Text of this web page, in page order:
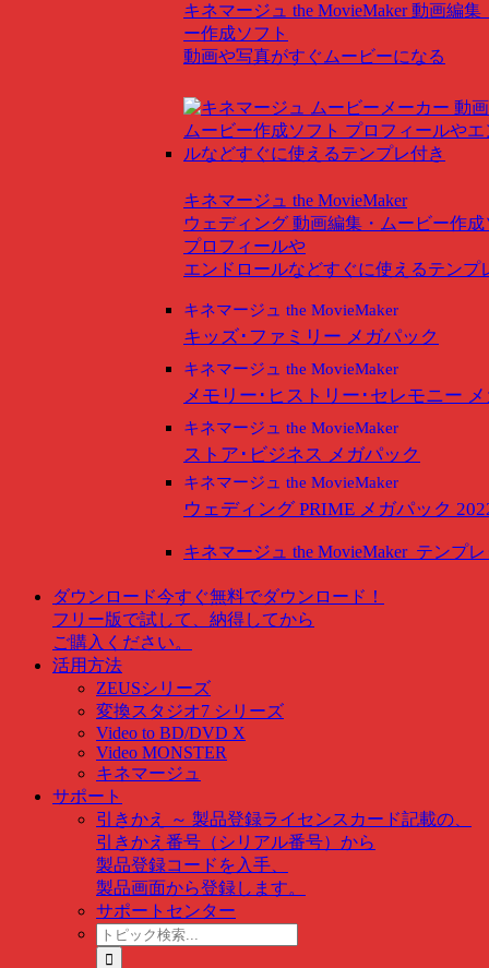
キネマージュ the MovieMaker 動画編集
ー作成ソフト
動画や写真がすぐムービーになる
キネマージュ the MovieMaker
ウェディング 動画編集・ムービー作成
プロフィールや
エンドロールなどすぐに使えるテンプ
キネマージュ the MovieMaker
キッズ･ファミリー メガパック
キネマージュ the MovieMaker
メモリー･ヒストリー･セレモニー
キネマージュ the MovieMaker
ストア･ビジネス メガパック
キネマージュ the MovieMaker
ウェディング PRIME メガパック
キネマージュ the MovieMakerテンプ
ダウンロード今すぐ無料でダウンロード！
フリー版で試して、納得してから
ご購入ください。
活用方法
ZEUSシリーズ
変換スタジオ7 シリーズ
Video to BD/DVD X
Video MONSTER
キネマージュ
サポート
引きかえ ～ 製品登録ライセンスカード記載の、
引きかえ番号（シリアル番号）から
製品登録コードを入手、
製品画面から登録します。
サポートセンター
ト
ピ